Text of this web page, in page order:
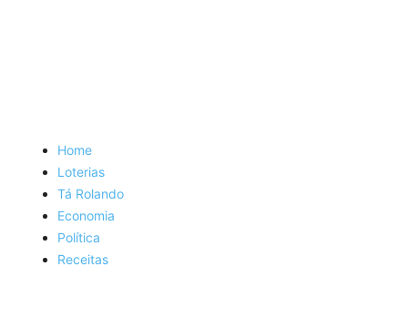
Home
Loterias
Tá Rolando
Economia
Política
Receitas